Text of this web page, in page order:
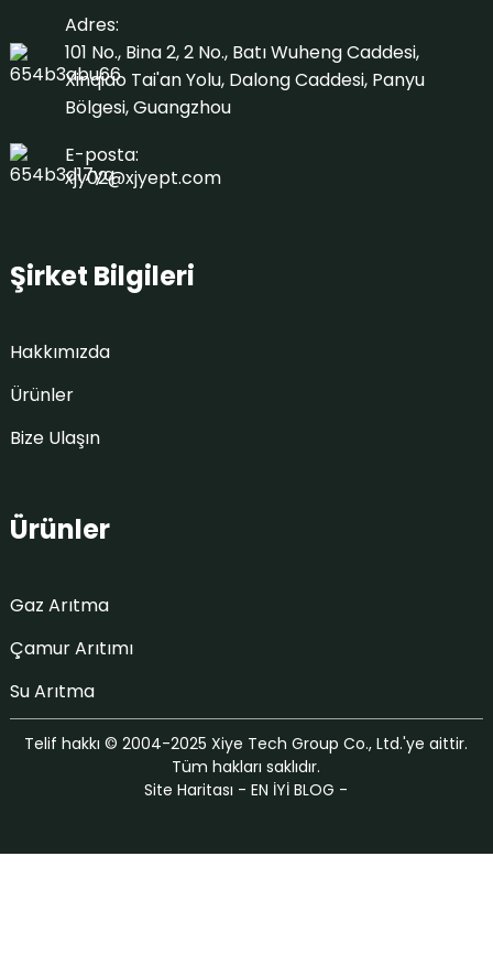
Adres:
101 No., Bina 2, 2 No., Batı Wuheng Caddesi,
Xinqiao Tai'an Yolu, Dalong Caddesi, Panyu
Bölgesi, Guangzhou
E-posta:
xjy02@xjyept.com
Şirket Bilgileri
Hakkımızda
Ürünler
Bize Ulaşın
Ürünler
Gaz Arıtma
Çamur Arıtımı
Su Arıtma
Telif hakkı © 2004-2025 Xiye Tech Group Co., Ltd.'ye aittir.
Tüm hakları saklıdır.
Site Haritası -EN İYİ BLOG -